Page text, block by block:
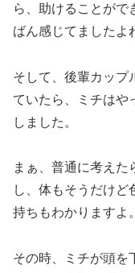
ら、助けることがで
ばん感じてましたよ
そして、後輩カップ
ていたら、ミチはや
しました。
まぁ、普通に考えた
し、体もそうだけど
持ちもわかりますよ。
その時、ミチが頭を